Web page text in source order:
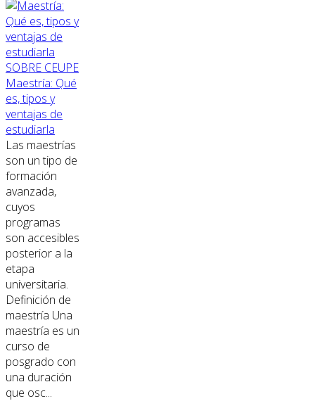
SOBRE CEUPE
Maestría: Qué
es, tipos y
ventajas de
estudiarla
Las maestrías
son un tipo de
formación
avanzada,
cuyos
programas
son accesibles
posterior a la
etapa
universitaria.
Definición de
maestría Una
maestría es un
curso de
posgrado con
una duración
que osc...